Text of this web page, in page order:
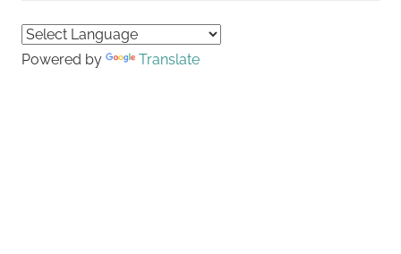
Powered by Translate